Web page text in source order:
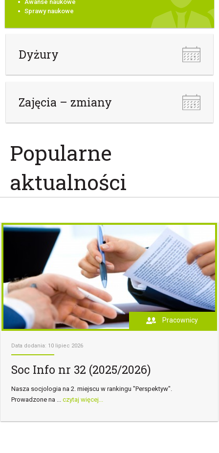
Awanse naukowe
Sprawy naukowe
Dyżury
Zajęcia – zmiany
Popularne
aktualności
Pracownicy
Data dodania: 10 lipiec 2026
Soc Info nr 32 (2025/2026)
Nasza socjologia na 2. miejscu w rankingu "Perspektyw".
Prowadzone na ... czytaj więcej...